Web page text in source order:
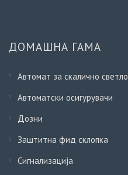
ДОМАШНА ГАМА
Автомат за скалично светло
Автоматски осигурувачи
Дозни
Заштитна фид склопка
Сигнализација